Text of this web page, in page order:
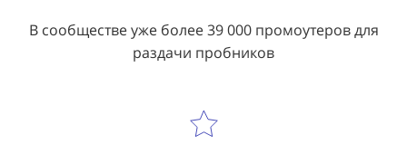
В сообществе уже более 39 000 промоутеров для
раздачи пробников